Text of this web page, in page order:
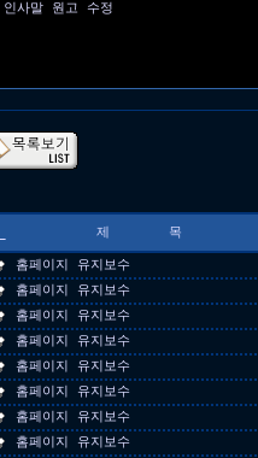
인사말 원고 수정
제 목
홈페이지 유지보수
홈페이지 유지보수
홈페이지 유지보수
홈페이지 유지보수
홈페이지 유지보수
홈페이지 유지보수
홈페이지 유지보수
홈페이지 유지보수